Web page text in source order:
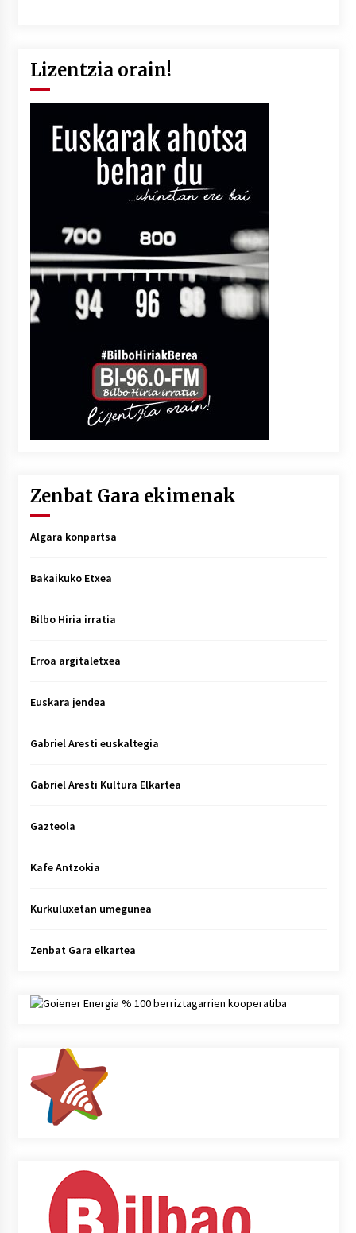
Lizentzia orain!
Zenbat Gara ekimenak
Algara konpartsa
Bakaikuko Etxea
Bilbo Hiria irratia
Erroa argitaletxea
Euskara jendea
Gabriel Aresti euskaltegia
Gabriel Aresti Kultura Elkartea
Gazteola
Kafe Antzokia
Kurkuluxetan umegunea
Zenbat Gara elkartea